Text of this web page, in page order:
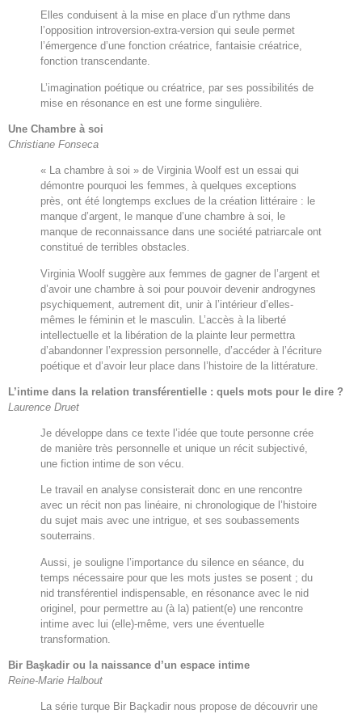
Elles conduisent à la mise en place d’un rythme dans
l’opposition introversion-extra-version qui seule permet
l’émergence d’une fonction créatrice, fantaisie créatrice,
fonction transcendante.
L’imagination poétique ou créatrice, par ses possibilités de
mise en résonance en est une forme singulière.
Une Chambre à soi
Christiane Fonseca
« La chambre à soi » de Virginia Woolf est un essai qui
démontre pourquoi les femmes, à quelques exceptions
près, ont été longtemps exclues de la création littéraire : le
manque d’argent, le manque d’une chambre à soi, le
manque de reconnaissance dans une société patriarcale ont
constitué de terribles obstacles.
Virginia Woolf suggère aux femmes de gagner de l’argent et
d’avoir une chambre à soi pour pouvoir devenir androgynes
psychiquement, autrement dit, unir à l’intérieur d’elles-
mêmes le féminin et le masculin. L’accès à la liberté
intellectuelle et la libération de la plainte leur permettra
d’abandonner l’expression personnelle, d’accéder à l’écriture
poétique et d’avoir leur place dans l’histoire de la littérature.
L’intime dans la relation transférentielle : quels mots pour le dire ?
Laurence Druet
Je développe dans ce texte l’idée que toute personne crée
de manière très personnelle et unique un récit subjectivé,
une fiction intime de son vécu.
Le travail en analyse consisterait donc en une rencontre
avec un récit non pas linéaire, ni chronologique de l’histoire
du sujet mais avec une intrigue, et ses soubassements
souterrains.
Aussi, je souligne l’importance du silence en séance, du
temps nécessaire pour que les mots justes se posent ; du
nid transférentiel indispensable, en résonance avec le nid
originel, pour permettre au (à la) patient(e) une rencontre
intime avec lui (elle)-même, vers une éventuelle
transformation.
Bir Başkadir ou la naissance d’un espace intime
Reine-Marie Halbout
La série turque Bir Baçkadir nous propose de découvrir une